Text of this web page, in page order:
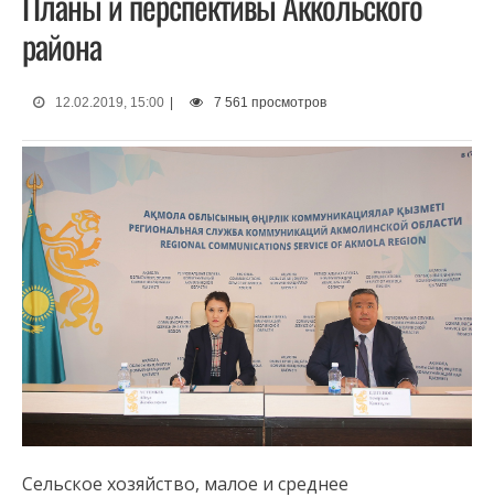
района
12.02.2019, 15:00 7 561 просмотров
Сельское хозяйство, малое и среднее